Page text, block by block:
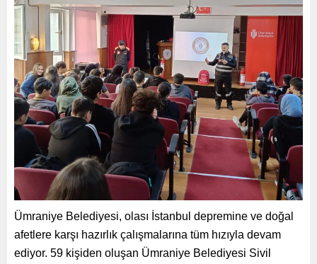
Ümraniye Belediyesi, olası İstanbul depremine ve doğal
afetlere karşı hazırlık çalışmalarına tüm hızıyla devam
ediyor. 59 kişiden oluşan Ümraniye Belediyesi Sivil